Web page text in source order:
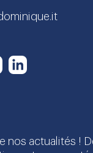
Youtube
nos actualités !